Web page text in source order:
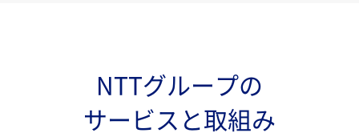
NTTグループの
サービスと取組み